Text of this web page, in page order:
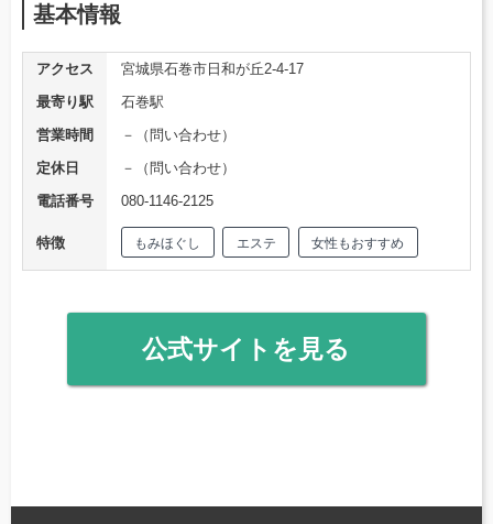
基本情報
アクセス
宮城県石巻市日和が丘2-4-17
最寄り駅
石巻駅
営業時間
－（問い合わせ）
定休日
－（問い合わせ）
電話番号
080-1146-2125
特徴 もみほぐし エステ 女性もおすすめ
公式サイトを見る